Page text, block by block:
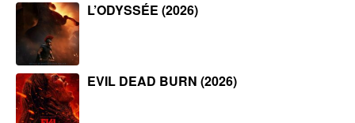
L’ODYSSÉE (2026)
EVIL DEAD BURN (2026)